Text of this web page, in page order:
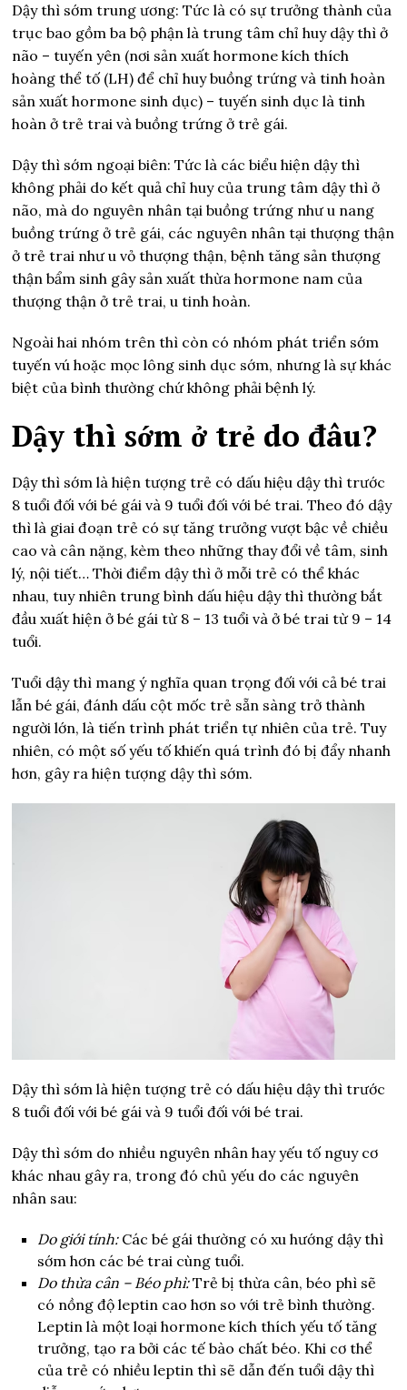
Dậy thì sớm trung ương: Tức là có sự trưởng thành của
trục bao gồm ba bộ phận là trung tâm chỉ huy dậy thì ở
não – tuyến yên (nơi sản xuất hormone kích thích
hoàng thể tố (LH) để chỉ huy buồng trứng và tinh hoàn
sản xuất hormone sinh dục) – tuyến sinh dục là tinh
hoàn ở trẻ trai và buồng trứng ở trẻ gái.
Dậy thì sớm ngoại biên: Tức là các biểu hiện dậy thì
không phải do kết quả chỉ huy của trung tâm dậy thì ở
não, mà do nguyên nhân tại buồng trứng như u nang
buồng trứng ở trẻ gái, các nguyên nhân tại thượng thận
ở trẻ trai như u vỏ thượng thận, bệnh tăng sản thượng
thận bẩm sinh gây sản xuất thừa hormone nam của
thượng thận ở trẻ trai, u tinh hoàn.
Ngoài hai nhóm trên thì còn có nhóm phát triển sớm
tuyến vú hoặc mọc lông sinh dục sớm, nhưng là sự khác
biệt của bình thường chứ không phải bệnh lý.
Dậy thì sớm ở trẻ do đâu?
Dậy thì sớm là hiện tượng trẻ có dấu hiệu dậy thì trước
8 tuổi đối với bé gái và 9 tuổi đối với bé trai. Theo đó dậy
thì là giai đoạn trẻ có sự tăng trưởng vượt bậc về chiều
cao và cân nặng, kèm theo những thay đổi về tâm, sinh
lý, nội tiết… Thời điểm dậy thì ở mỗi trẻ có thể khác
nhau, tuy nhiên trung bình dấu hiệu dậy thì thường bắt
đầu xuất hiện ở bé gái từ 8 – 13 tuổi và ở bé trai từ 9 – 14
tuổi.
Tuổi dậy thì mang ý nghĩa quan trọng đối với cả bé trai
lẫn bé gái, đánh dấu cột mốc trẻ sẵn sàng trở thành
người lớn, là tiến trình phát triển tự nhiên của trẻ. Tuy
nhiên, có một số yếu tố khiến quá trình đó bị đẩy nhanh
hơn, gây ra hiện tượng dậy thì sớm.
Dậy thì sớm là hiện tượng trẻ có dấu hiệu dậy thì trước
8 tuổi đối với bé gái và 9 tuổi đối với bé trai.
Dậy thì sớm do nhiều nguyên nhân hay yếu tố nguy cơ
khác nhau gây ra, trong đó chủ yếu do các nguyên
nhân sau:
Do giới tính:Các bé gái thường có xu hướng dậy thì
sớm hơn các bé trai cùng tuổi.
Do thừa cân – Béo phì:Trẻ bị thừa cân, béo phì sẽ
có nồng độ leptin cao hơn so với trẻ bình thường.
Leptin là một loại hormone kích thích yếu tố tăng
trưởng, tạo ra bởi các tế bào chất béo. Khi cơ thể
của trẻ có nhiều leptin thì sẽ dẫn đến tuổi dậy thì